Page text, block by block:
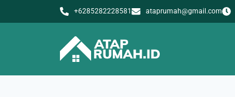
+6285282228581 ataprumah@gmail.com